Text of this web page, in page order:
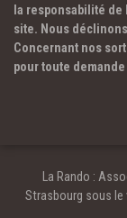
la responsabilité
site. Nous
Concernant nos
pour toute
La Rando :
Strasbourg sous le